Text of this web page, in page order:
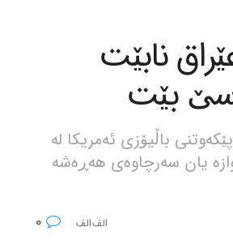
نابێت
بێت
باڵیۆزی ئەمریکا لە
یان سەرچاوەی هەڕەشە